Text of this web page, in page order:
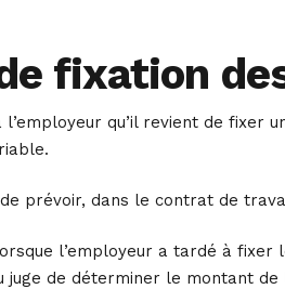
fixation
l’employeur qu’il revient de
prévoir, dans le contrat de
l’employeur a tardé à
juge de déterminer le montant